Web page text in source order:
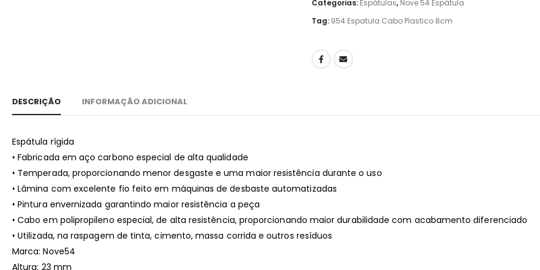
Categorias: Espátulas, Nove 54 Espátula
Tag: 954 Espatula Cabo Plastico 8cm
DESCRIÇÃO INFORMAÇÃO ADICIONAL
Espátula rígida
• Fabricada em aço carbono especial de alta qualidade
• Temperada, proporcionando menor desgaste e uma maior resistência durante o uso
• Lâmina com excelente fio feito em máquinas de desbaste automatizadas
• Pintura envernizada garantindo maior resistência a peça
• Cabo em polipropileno especial, de alta resistência, proporcionando maior durabilidade com acabamento diferenciado
• Utilizada, na raspagem de tinta, cimento, massa corrida e outros resíduos
Marca: Nove54
Altura: 23 mm